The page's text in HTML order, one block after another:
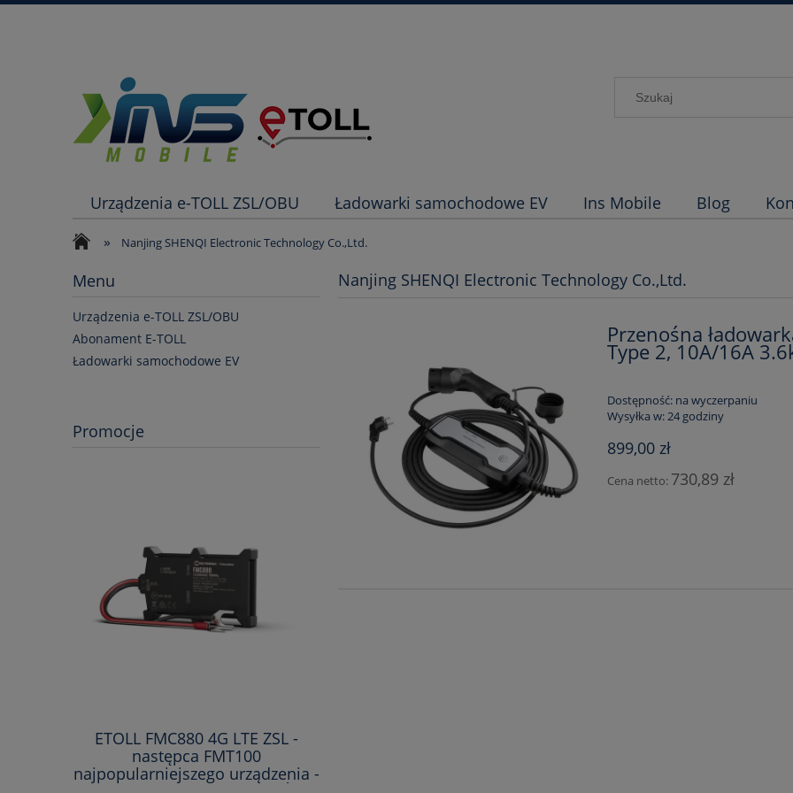
Urządzenia e-TOLL ZSL/OBU Ładowarki samochodowe EV Ins Mobile Blog
» Nanjing SHENQI Electronic Technology Co.,Ltd.
Menu
Urządzenia e-TOLL ZSL/OBU
Abonament E-TOLL
Ładowarki samochodowe EV
Promocje
ETOLL FMC880 4G LTE ZSL -
następca FMT100
najpopularniejszego urządzenia -
Nanjing SHENQI Electronic Technology Co.,Ltd.
Przenośna
Type 2, 10A/16A
Dostępność: na wyczerpaniu
Wysyłka w:24 godziny
899,00 zł
Cena netto: 730,89 zł